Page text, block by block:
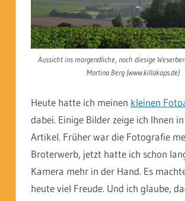
Aussicht ins morgendliche, noch diesige
Martina Berg (www.killakops.de)
Heute hatte ich meinen kleinen
dabei. Einige Bilder zeige ich Ihnen
Artikel. Früher war die Fotografie
Broterwerb, jetzt hatte ich schon
Kamera mehr in der Hand. Es
heute viel Freude. Und ich glaube,